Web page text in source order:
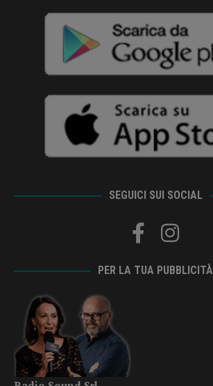
SEGUICI SUI SOCIAL
PER LA TUA PUBBLICITÀ